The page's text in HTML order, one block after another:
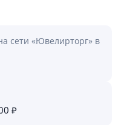
сети «Ювелирторг» в
₽